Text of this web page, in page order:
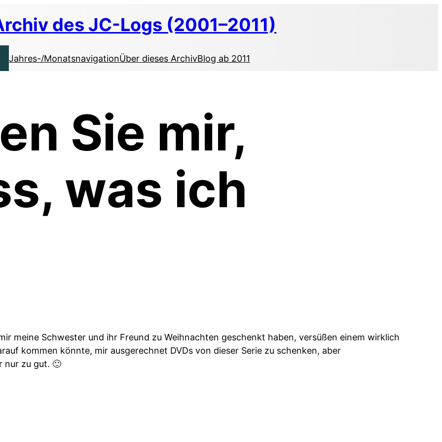
des JC-Logs (2001–2011)
Jahres-/MonatsnavigationÜber dieses ArchivBlog ab 2011
Sie mir,
was ich
meine Schwester und ihr Freund zu Weihnachten geschenkt haben, versüßen einem wirklich
kommen könnte, mir ausgerechnet DVDs von dieser Serie zu schenken, aber
nur zu gut. 🙂